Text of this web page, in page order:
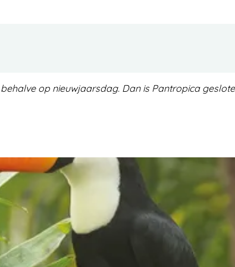
op nieuwjaarsdag. Dan is Pantropica